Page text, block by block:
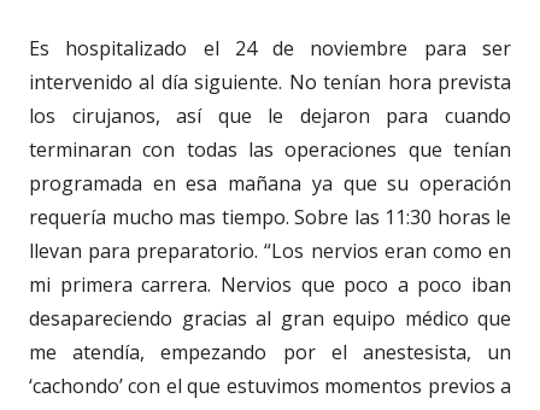
Es hospitalizado el 24 de noviembre para ser
intervenido al día siguiente. No tenían hora prevista
los cirujanos, así que le dejaron para cuando
terminaran con todas las operaciones que tenían
programada en esa mañana ya que su operación
requería mucho mas tiempo. Sobre las 11:30 horas le
llevan para preparatorio. “Los nervios eran como en
mi primera carrera. Nervios que poco a poco iban
desapareciendo gracias al gran equipo médico que
me atendía, empezando por el anestesista, un
‘cachondo’ con el que estuvimos momentos previos a